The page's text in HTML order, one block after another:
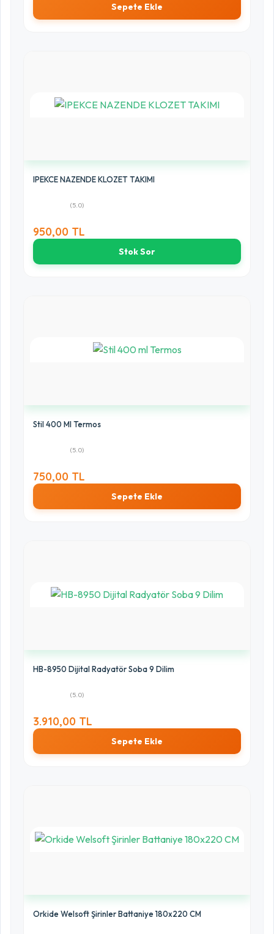
Sepete Ekle
IPEKCE NAZENDE KLOZET TAKIMI
(5.0)
950,00 TL
Stok Sor
Stil 400 Ml Termos
(5.0)
750,00 TL
Sepete Ekle
HB-8950 Dijital Radyatör Soba 9 Dilim
(5.0)
3.910,00 TL
Sepete Ekle
Orkide Welsoft Şirinler Battaniye 180x220 CM